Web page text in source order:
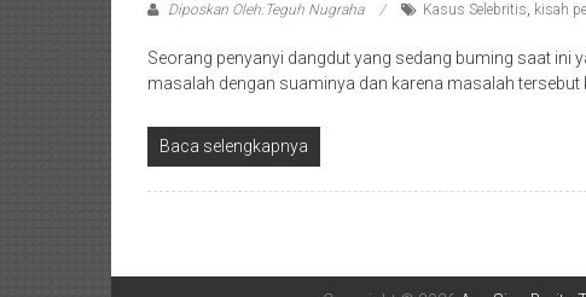
Diposkan Oleh:Teguh Nugraha Kasus Selebritis, kisah
Seorang penyanyi dangdut yang sedang buming saat ini
masalah dengan suaminya dan karena masalah tersebut
Baca selengkapnya